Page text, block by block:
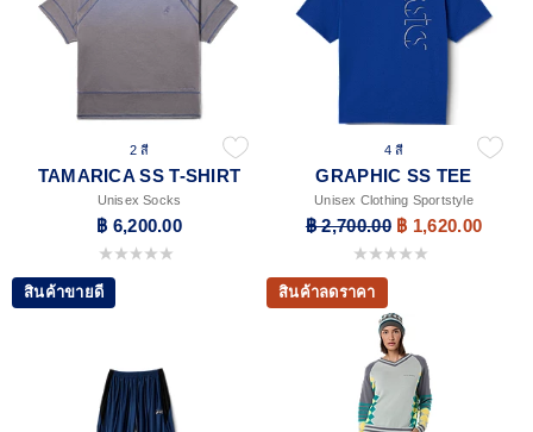
2 สี
TAMARICA SS T-SHIRT
Unisex Socks
฿ 6,200.00
0.0 จาก 5 ดาว
4 สี
GRAPHIC SS TEE
Unisex Clothing Sportstyle
฿ 2,700.00 ฿ 1,620.00
0.0 จาก 5 ดาว
สินค้าขายดี สินค้าลดราคา